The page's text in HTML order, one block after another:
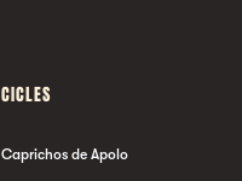
CICLES
Caprichos de Apolo